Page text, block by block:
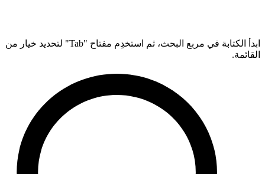
ابدأ الكتابة في مربع البحث، ثم استخدِم مفتاح "Tab" لتحديد خيار من
القائمة.